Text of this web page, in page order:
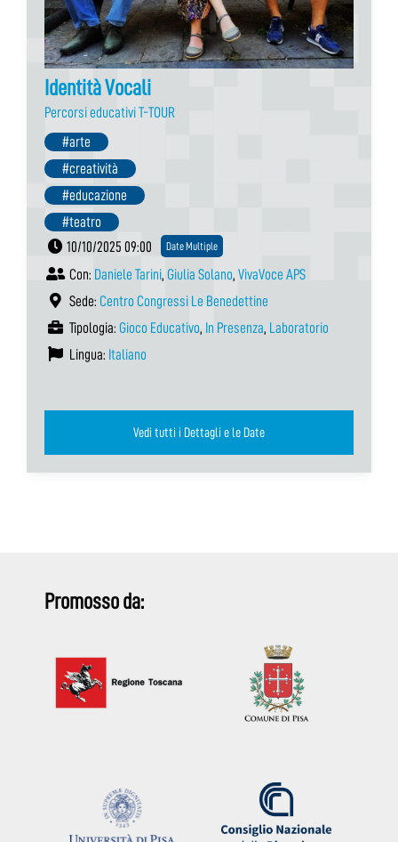
Identità Vocali
Percorsi educativi T-TOUR
#arte
#creatività
#educazione
#teatro
10/10/2025 09:00
Date Multiple
Con: Daniele Tarini, Giulia Solano, VivaVoce APS
Sede: Centro Congressi Le Benedettine
Tipologia: Gioco Educativo, In Presenza, Laboratorio
Lingua: Italiano
Vedi tutti i Dettagli e le Date
Promosso da: